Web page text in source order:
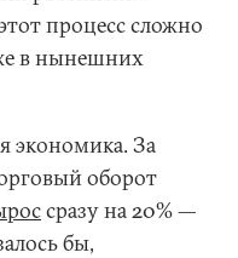
процесс сложно
в нынешних
экономика. За
оборот
сразу на 20% —
бы,